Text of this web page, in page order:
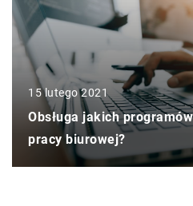
15 lutego 2021
Obsługa jakich
pracy biurowej?